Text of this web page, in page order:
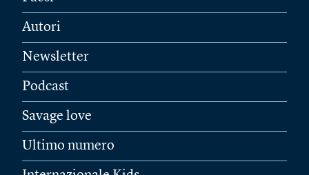
Autori
Newsletter
Podcast
Savage love
Ultimo numero